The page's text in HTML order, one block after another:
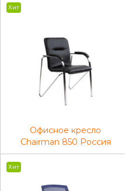
Хит
Офисное кресло
Chairman 850 Россия
экопремиум черный
Хит